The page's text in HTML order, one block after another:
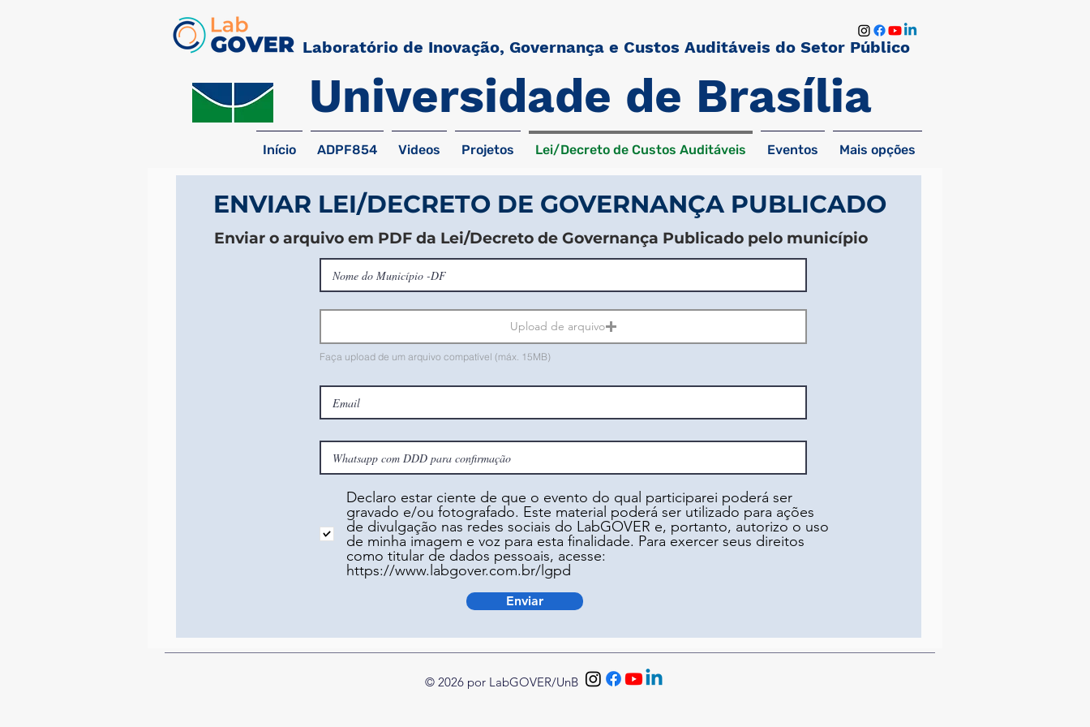
Laboratório de Inovação, Governança e Custos Auditáveis do Setor Público
Universidade de Brasília
Início ADPF854 Videos Projetos Lei/Decreto de Custos Auditáveis Eventos Mais opções
ENVIAR LEI/DECRETO DE GOVERNANÇA PUBLICADO
Enviar o arquivo em PDF da Lei/Decreto de Governança Publicado pelo município
Upload de arquivo
Faça upload de um arquivo compatível (máx. 15MB)
Declaro estar ciente de que o evento do qual participarei poderá ser
gravado e/ou fotografado. Este material poderá ser utilizado para ações
de divulgação nas redes sociais do LabGOVER e, portanto, autorizo o uso
de minha imagem e voz para esta finalidade. Para exercer seus direitos
como titular de dados pessoais, acesse:
https://www.labgover.com.br/lgpd
Enviar
© 2026 por LabGOVER/UnB